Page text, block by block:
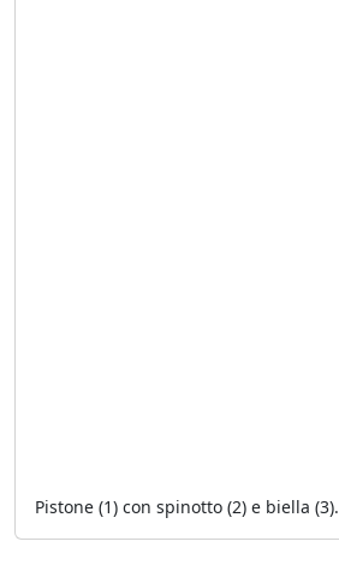
Pistone (1) con spinotto (2) e biella (3).